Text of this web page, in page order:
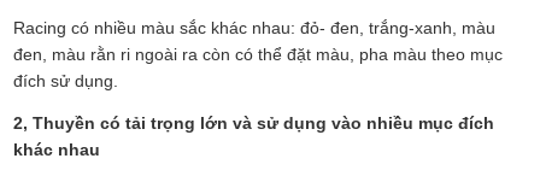
Racing có nhiều màu sắc khác nhau: đỏ- đen, trắng-xanh, màu
đen, màu rằn ri ngoài ra còn có thể đặt màu, pha màu theo mục
đích sử dụng.
2, Thuyền có tải trọng lớn và sử dụng vào nhiều mục đích
khác nhau